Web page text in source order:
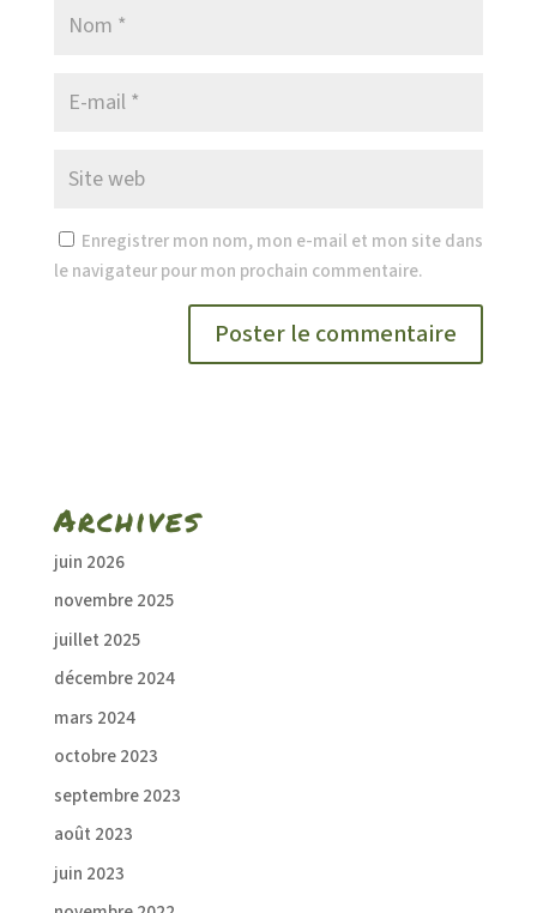
Enregistrer mon nom, mon e-mail et mon site dans
le navigateur pour mon prochain commentaire.
Archives
juin 2026
novembre 2025
juillet 2025
décembre 2024
mars 2024
octobre 2023
septembre 2023
août 2023
juin 2023